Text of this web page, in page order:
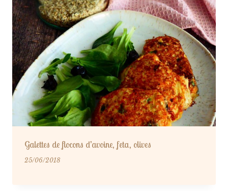
Galettes de flocons d’avoine, feta, olives
25/06/2018